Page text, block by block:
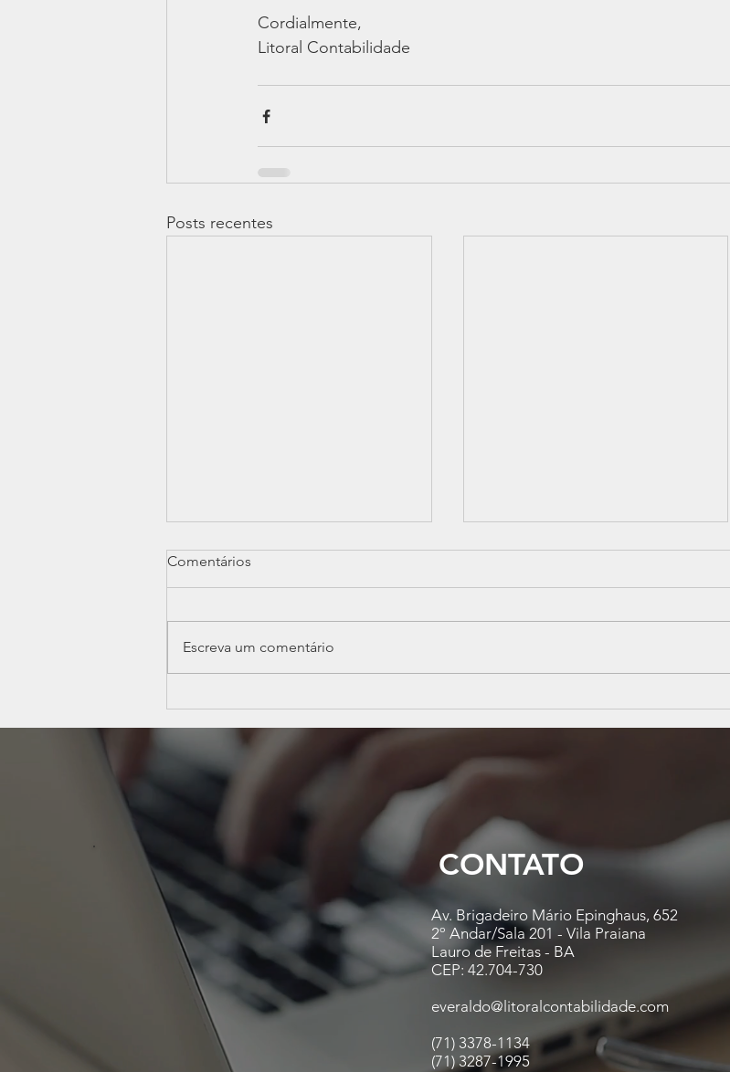
Cordialmente,
Litoral Contabilidade
Posts recentes
Comentários
Escreva um comentário
CONTATO
Av. Brigadeiro Mário Epinghaus, 652
2º Andar/Sala 201 - Vila Praiana
Lauro de Freitas - BA
CEP: 42.704-730
everaldo@litoralcontabilidade.com
(71) 3378-1134
(71) 3287-1995